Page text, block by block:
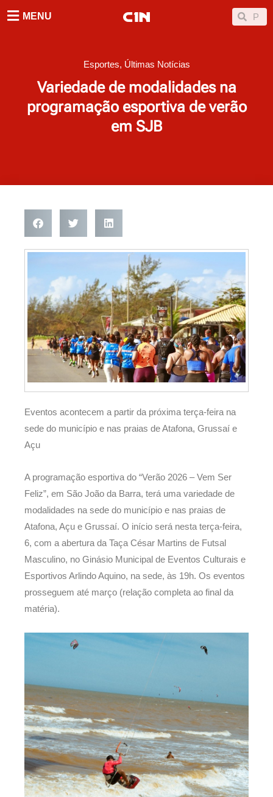
para
MENU Search
Esportes, Últimas Notícias
Variedade de modalidades na
programação esportiva de verão
em SJB
Eventos acontecem a partir da próxima terça-feira na
sede do município e nas praias de Atafona, Grussaí e
Açu
A programação esportiva do “Verão 2026 – Vem Ser
Feliz”, em São João da Barra, terá uma variedade de
modalidades na sede do município e nas praias de
Atafona, Açu e Grussaí. O início será nesta terça-feira,
6, com a abertura da Taça César Martins de Futsal
Masculino, no Ginásio Municipal de Eventos Culturais e
Esportivos Arlindo Aquino, na sede, às 19h. Os eventos
prosseguem até março (relação completa ao final da
matéria).